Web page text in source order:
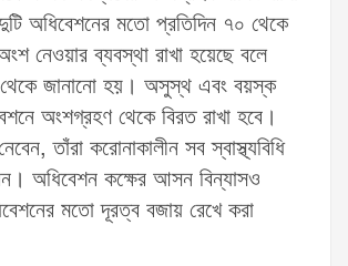
অধিবেশনের মতো প্রতিদিন ৭০ থেকে
নেওয়ার ব্যবস্থা রাখা হয়েছে বলে
থেকে জানানো হয়। অসুস্থ এবং বয়স্ক
অংশগ্রহণ থেকে বিরত রাখা হবে।
তাঁরা করোনাকালীন সব স্বাস্থ্যবিধি
অধিবেশন কক্ষের আসন বিন্যাসও
মতো দূরত্ব বজায় রেখে করা